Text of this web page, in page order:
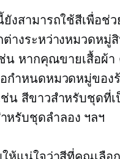
งสามารถใช้สีเพื่อช่
างระหว่างหมวดหมู่
ช่น หากคุณขายเสื้อผ้
อกำหนดหมวดหมู่ของ
น สีขาวสำหรับชุดที่เ
หรับชุดลำลอง ฯลฯ